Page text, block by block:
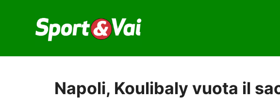
contenuto
Napoli, Koulibaly vuota il